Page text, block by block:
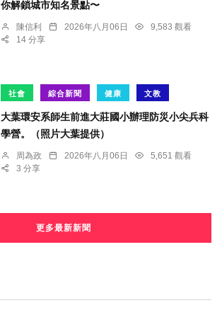
你解鎖城市知名景點〜
陳信利 2026年八月06日
9,583 觀看
14 分享
社會 綜合新聞 健康 文教
大葉環安系師生前進大莊國小辦理防災小尖兵科
學營。（照片大葉提供）
周為政 2026年八月06日
5,651 觀看
3 分享
更多最新新聞